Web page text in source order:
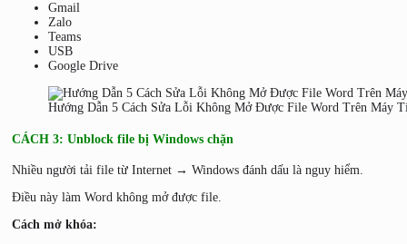
Gmail
Zalo
Teams
USB
Google Drive
Hướng Dẫn 5 Cách Sửa Lỗi Không Mở Được File Word Trên Máy
CÁCH 3: Unblock file bị Windows chặn
Nhiều người tải file từ Internet → Windows đánh dấu là nguy hiểm.
Điều này làm Word không mở được file.
Cách mở khóa: